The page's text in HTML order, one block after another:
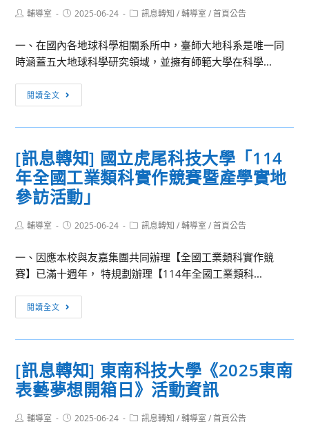
學
簡
章
術
學
推
育
中
辦
理
「2025
暑
期
驗
營」
Post輔導室
Post2025-06-24
Post訊息轉知 / 輔導室 / 首頁公告
一、在國內各地球科學相關系所中，臺師大地科系是唯一同
時涵蓋五大地球科學研究領域，並擁有師範大學在科學...
閱讀全文
息
轉
國
立
臺
灣
師
大
學
學
擬
訂
本
[訊息轉知] 國立虎尾科技大學「114
年全國工業類科實作競賽暨產學實地
參訪活動」
Post輔導室
Post2025-06-24
Post訊息轉知 / 輔導室 / 首頁公告
一、因應本校與友嘉集團共同辦理【全國工業類科實作競
賽】已滿十週年， 特規劃辦理【114年全國工業類科...
閱讀全文
息
轉
國
立
尾
[訊息轉知] 東南科技大學《2025東南
表藝夢想開箱日》活動資訊
Post輔導室
Post2025-06-24
Post訊息轉知 / 輔導室 / 首頁公告